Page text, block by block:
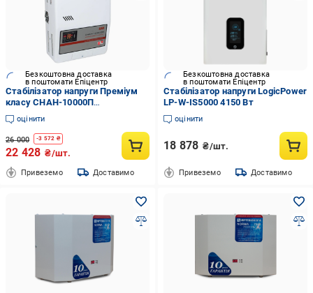
Безкоштовна доставка
в поштомати Епіцентр
Стабілізатор напруги Преміум
класу СНАН-10000П
однофазний/навісний (a3bf9142)
оцінити
26 000 -3 572 ₴
22 428 ₴/шт.
Привеземо Доставимо
Безкоштовна доставка
в поштомати Епіцентр
Стабілізатор напруги LogicPower
LP-W-IS5000 4150 Вт
оцінити
18 878 ₴/шт.
Привеземо Доставимо